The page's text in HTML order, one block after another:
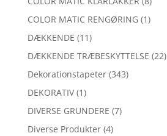
COLOR MATIC RENGØRING (1)
DÆKKENDE (11)
DÆKKENDE TRÆBESKYTTELSE (22)
Dekorationstapeter (343)
DEKORATIV (1)
DIVERSE GRUNDERE (7)
Diverse Produkter (4)